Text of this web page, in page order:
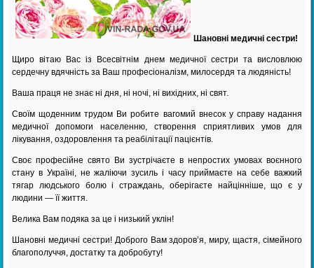
Шановні медичні сестри!
Щиро вітаю Вас із Всесвітнім днем медичної сестри та висловлюю
сердечну вдячність за Ваш професіоналізм, милосердя та людяність!
Ваша праця не знає ні дня, ні ночі, ні вихідних, ні свят.
Своїм щоденним трудом Ви робите вагомий внесок у справу надання
медичної допомоги населенню, створення сприятливих умов для
лікування, оздоровлення та реабілітації пацієнтів.
Своє професійне свято Ви зустрічаєте в непростих умовах воєнного
стану в Україні, не жаліючи зусиль і часу приймаєте на себе важкий
тягар людського болю і страждань, оберігаєте найцінніше, що є у
людини — її життя.
Велика Вам подяка за це і низький уклін!
Шановні медичні сестри! Доброго Вам здоров’я, миру, щастя, сімейного
благополуччя, достатку та добробуту!